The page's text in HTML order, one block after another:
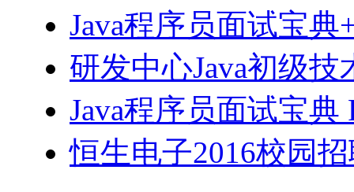
Java程序员面试宝
研发中心Java初级
Java程序员面试宝典
恒生电子2016校园